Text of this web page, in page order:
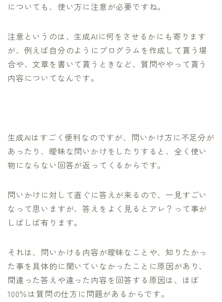
についても、使い方に注意が必要ですね。
注意というのは、生成AIに何をさせるかにも寄ります
が、例えば自分のようにプログラムを作成して貰う場
合や、文章を書いて貰うときなど、質問ややって貰う
内容についてなんです。
生成AIはすごく便利なのですが、問いかけ方に不足分が
あったり、曖昧な問いかけをしたりすると、全く使い
物にならない回答が返ってくるからです。
問いかけに対して直ぐに答えが来るので、一見すごい
なって思いますが、答えをよく見るとアレ？って事が
しばしば有ります。
それは、問いかける内容が曖昧なことや、知りたかっ
た事を具体的に聞いていなかったことに原因があり、
間違った答えや違った内容を回答する原因は、ほぼ
100％は質問の仕方に問題があるからです。